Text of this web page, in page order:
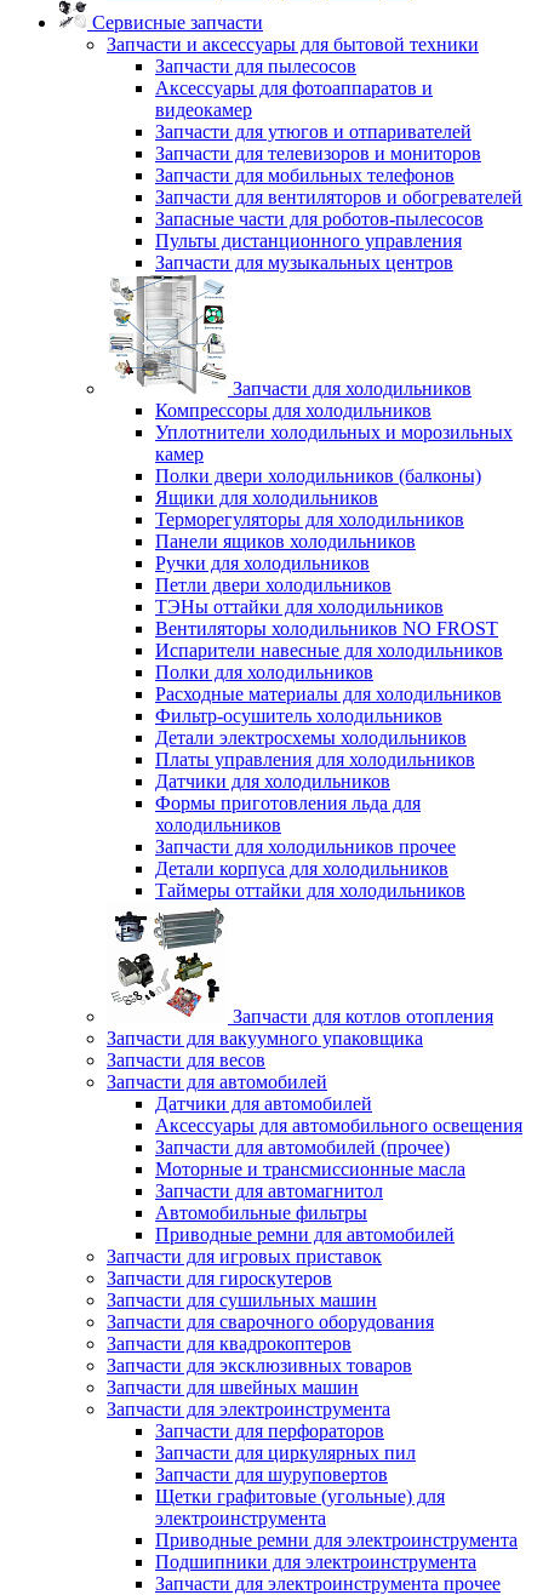
Сервисные запчасти
Запчасти и аксессуары для бытовой техники
Запчасти для пылесосов
Аксессуары для фотоаппаратов и
видеокамер
Запчасти для утюгов и отпаривателей
Запчасти для телевизоров и мониторов
Запчасти для мобильных телефонов
Запчасти для вентиляторов и обогревателей
Запасные части для роботов-пылесосов
Пульты дистанционного управления
Запчасти для музыкальных центров
Запчасти для холодильников
Компрессоры для холодильников
Уплотнители холодильных и морозильных
камер
Полки двери холодильников (балконы)
Ящики для холодильников
Терморегуляторы для холодильников
Панели ящиков холодильников
Ручки для холодильников
Петли двери холодильников
ТЭНы оттайки для холодильников
Вентиляторы холодильников NO FROST
Испарители навесные для холодильников
Полки для холодильников
Расходные материалы для холодильников
Фильтр-осушитель холодильников
Детали электросхемы холодильников
Платы управления для холодильников
Датчики для холодильников
Формы приготовления льда для
холодильников
Запчасти для холодильников прочее
Детали корпуса для холодильников
Таймеры оттайки для холодильников
Запчасти для котлов отопления
Запчасти для вакуумного упаковщика
Запчасти для весов
Запчасти для автомобилей
Датчики для автомобилей
Аксессуары для автомобильного освещения
Запчасти для автомобилей (прочее)
Моторные и трансмиссионные масла
Запчасти для автомагнитол
Автомобильные фильтры
Приводные ремни для автомобилей
Запчасти для игровых приставок
Запчасти для гироскутеров
Запчасти для сушильных машин
Запчасти для сварочного оборудования
Запчасти для квадрокоптеров
Запчасти для эксклюзивных товаров
Запчасти для швейных машин
Запчасти для электроинструмента
Запчасти для перфораторов
Запчасти для циркулярных пил
Запчасти для шуруповертов
Щетки графитовые (угольные) для
электроинструмента
Приводные ремни для электроинструмента
Подшипники для электроинструмента
Запчасти для электроинструмента прочее